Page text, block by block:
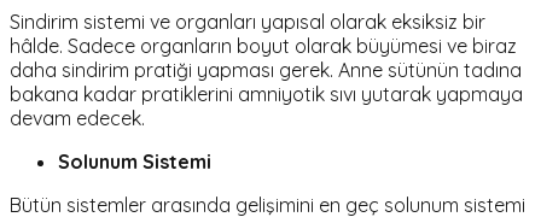
Sindirim sistemi ve organları yapısal olarak eksiksiz bir
hâlde. Sadece organların boyut olarak büyümesi ve biraz
daha sindirim pratiği yapması gerek. Anne sütünün tadına
bakana kadar pratiklerini amniyotik sıvı yutarak yapmaya
devam edecek.
Solunum Sistemi
Bütün sistemler arasında gelişimini en geç solunum sistemi